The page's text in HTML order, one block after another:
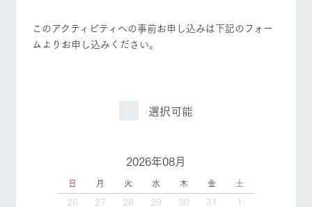
このアクティビティへの事前お申し込みは下記のフォー
ムよりお申し込みください。
選択可能
2026年08月
日 月 火 水 木 金 土
26 27 28 29 30 31
1